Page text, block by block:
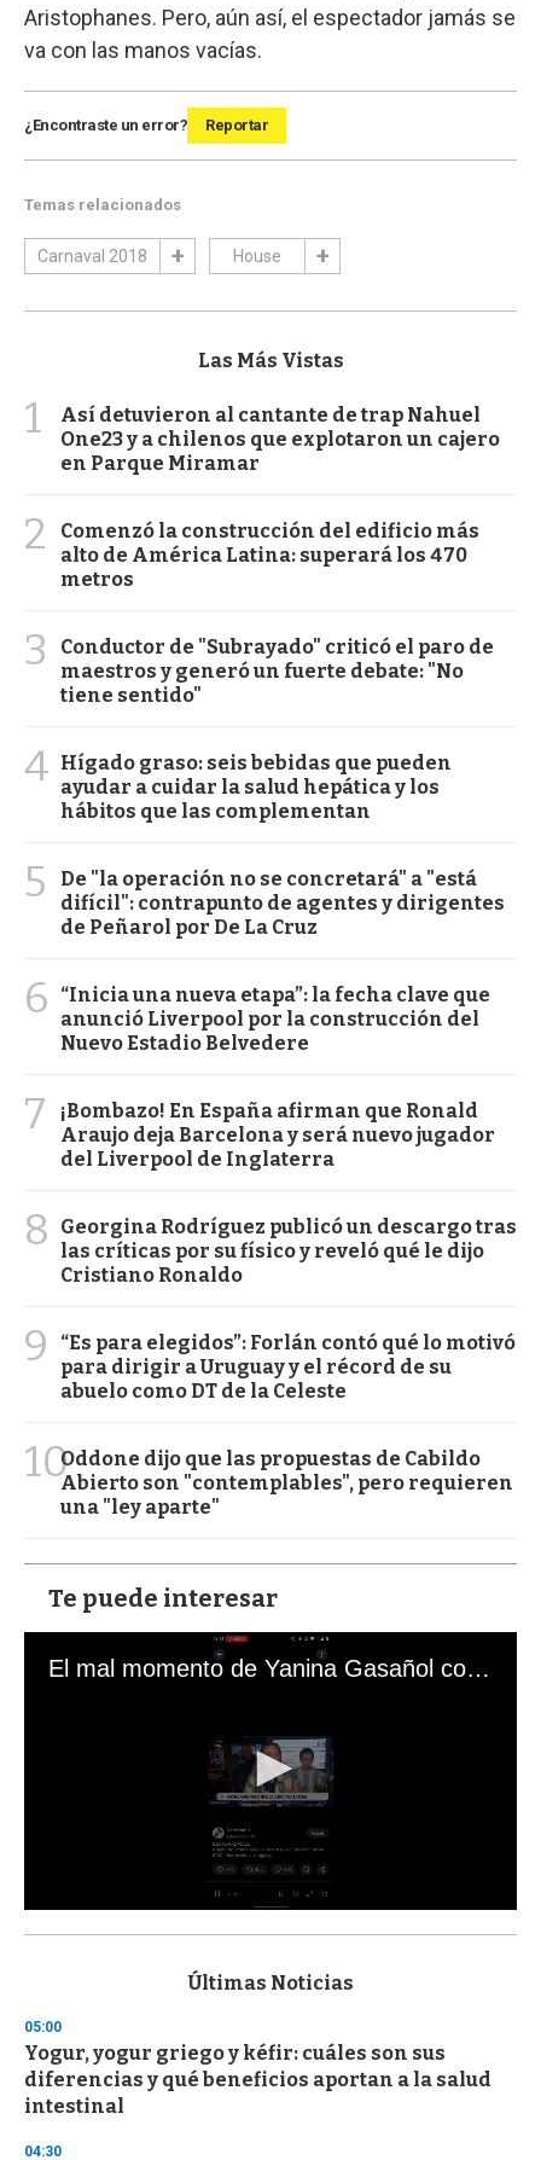
Aristophanes. Pero, aún así, el espectador jamás se
va con las manos vacías.
¿Encontraste un error? Reportar
Temas relacionados
Carnaval 2018 House
Las Más Vistas
1
Así detuvieron al cantante de trap Nahuel
One23 y a chilenos que explotaron un cajero
en Parque Miramar
2
Comenzó la construcción del edificio más
alto de América Latina: superará los 470
metros
3
Conductor de "Subrayado" criticó el paro de
maestros y generó un fuerte debate: "No
tiene sentido"
4 Hígado graso: seis bebidas que pueden
ayudar a cuidar la salud hepática y los
hábitos que las complementan
5
De "la operación no se concretará" a "está
difícil": contrapunto de agentes y dirigentes
de Peñarol por De La Cruz
6
“Inicia una nueva etapa”: la fecha clave que
anunció Liverpool por la construcción del
Nuevo Estadio Belvedere
7
¡Bombazo! En España afirman que Ronald
Araujo deja Barcelona y será nuevo jugador
del Liverpool de Inglaterra
8
Georgina Rodríguez publicó un descargo tras
las críticas por su físico y reveló qué le dijo
Cristiano Ronaldo
9
“Es para elegidos”: Forlán contó qué lo motivó
para dirigir a Uruguay y el récord de su
abuelo como DT de la Celeste
10Oddone dijo que las propuestas de Cabildo
Abierto son "contemplables", pero requieren
una "ley aparte"
Te puede interesar
El mal momento de Yanina Gasañol con un hincha argentino en "Subrayado"
s
d
s
o
f
3
s
Últimas Noticias
05:00
Yogur, yogur griego y kéfir: cuáles son sus
diferencias y qué beneficios aportan a la salud
intestinal
04:30